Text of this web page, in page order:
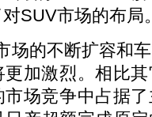
SUV市场的布局。
场的不断扩容和
加激烈。相比
场竞争中占据